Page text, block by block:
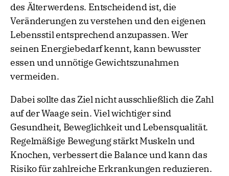
des Älterwerdens. Entscheidend ist, die
Veränderungen zu verstehen und den eigenen
Lebensstil entsprechend anzupassen. Wer
seinen Energiebedarf kennt, kann bewusster
essen und unnötige Gewichtszunahmen
vermeiden.
Dabei sollte das Ziel nicht ausschließlich die Zahl
auf der Waage sein. Viel wichtiger sind
Gesundheit, Beweglichkeit und Lebensqualität.
Regelmäßige Bewegung stärkt Muskeln und
Knochen, verbessert die Balance und kann das
Risiko für zahlreiche Erkrankungen reduzieren.